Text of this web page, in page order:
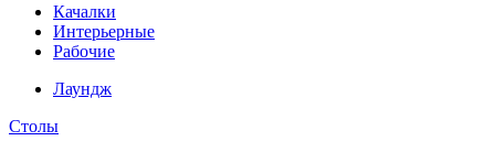
Качалки
Интерьерные
Рабочие
Лаундж
Столы